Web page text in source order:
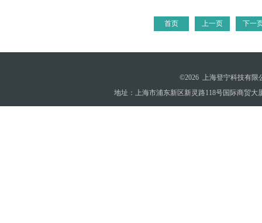
首页 上一页 下一
©2026 上海登宁科技有限
地址：上海市浦东新区新灵路118号国际商贸大